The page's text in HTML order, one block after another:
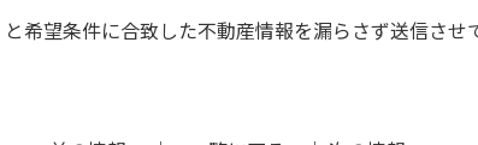
希望条件に合致した不動産情報を漏らさず送信させ